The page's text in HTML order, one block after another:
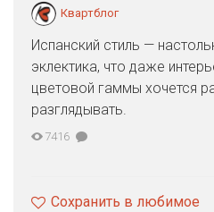
Квартблог
Испанский стиль —
эклектика, что даже
цветовой гаммы хочется
разглядывать.
7416
Сохранить в любимое